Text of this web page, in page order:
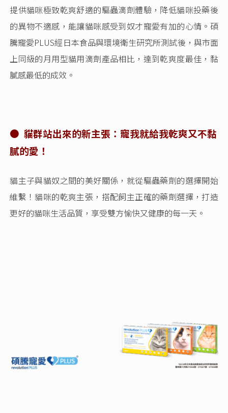
提供貓咪極致乾爽舒適的驅蟲滴劑體驗，降低貓咪投藥後
的異物不適感，能讓貓咪感受到奴才寵愛有加的心情。碩
騰寵愛PLUS經日本食品與環境衛生研究所測試後，與市面
上同級的月用型貓用滴劑產品相比，達到乾爽度最佳，黏
膩感最低的成效。
● 貓群站出來的新主張：寵我就給我乾爽又不黏
膩的愛！
貓主子與貓奴之間的美好關係，就從驅蟲藥劑的選擇開始
維繫！貓咪的乾爽主張，搭配飼主正確的藥劑選擇，打造
更好的貓咪生活品質，享受雙方愉快又健康的每一天。